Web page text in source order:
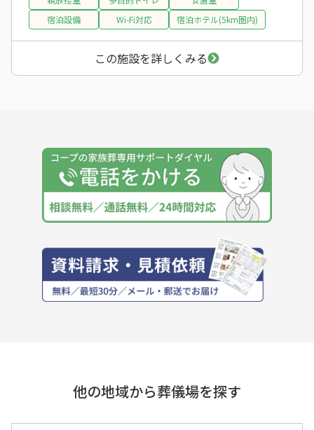
宿泊設備
Wi-Fi対応 宿泊ホテル(5km圏内)
この施設を詳しくみる
他の地域から葬儀場を探す